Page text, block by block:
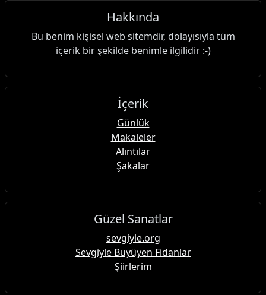
Hakkında
Bu benim kişisel web sitemdir, dolayısıyla tüm
içerik bir şekilde benimle ilgilidir :-)
İçerik
Günlük
Makaleler
Alıntılar
Şakalar
Güzel Sanatlar
sevgiyle.org
Sevgiyle Büyüyen Fidanlar
Şiirlerim